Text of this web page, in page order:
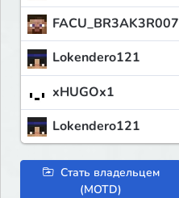
FACU_BR3AK3R007
Lokendero121
xHUGOx1
Lokendero121
Стать владельцем
(MOTD)